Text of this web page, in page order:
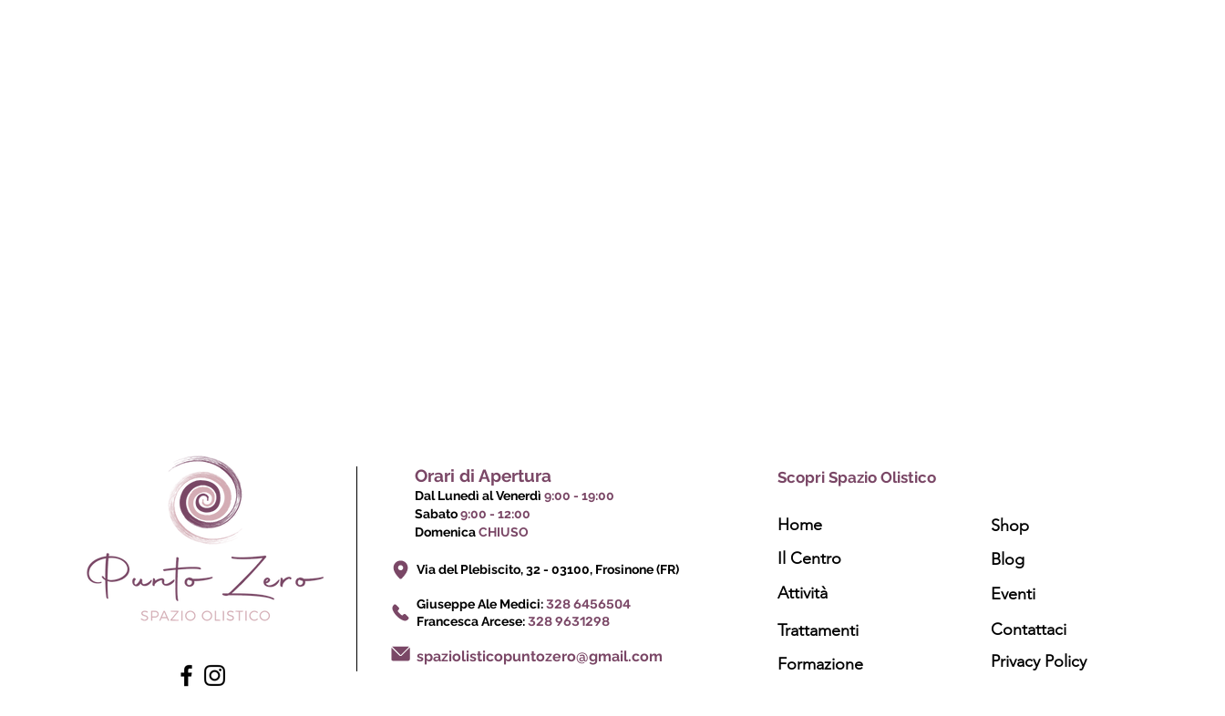
Orari di Apertura
Dal Lunedì al Venerdì 9:00 - 19:00
Sabato9:00 - 12:00
DomenicaCHIUSO
Via del Plebiscito, 32 - 03100, Frosinone (FR)
Giuseppe Ale Medici:328 6456504
Francesca Arcese:328 9631298
spaziolisticopuntozero@gmail.com
Scopri Spazio Olistico
Home
Il Centro
Attività
Trattamenti
Formazione
Shop
Blog
Eventi
Contattaci
Privacy Policy